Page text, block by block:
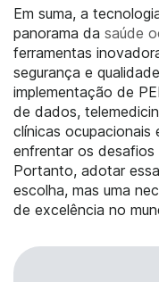
Em suma, a
panorama da saúde
ferramentas
segurança e
implementação de
de dados,
clínicas ocupacionais
enfrentar os
Portanto, adotar
escolha, mas uma
de excelência no